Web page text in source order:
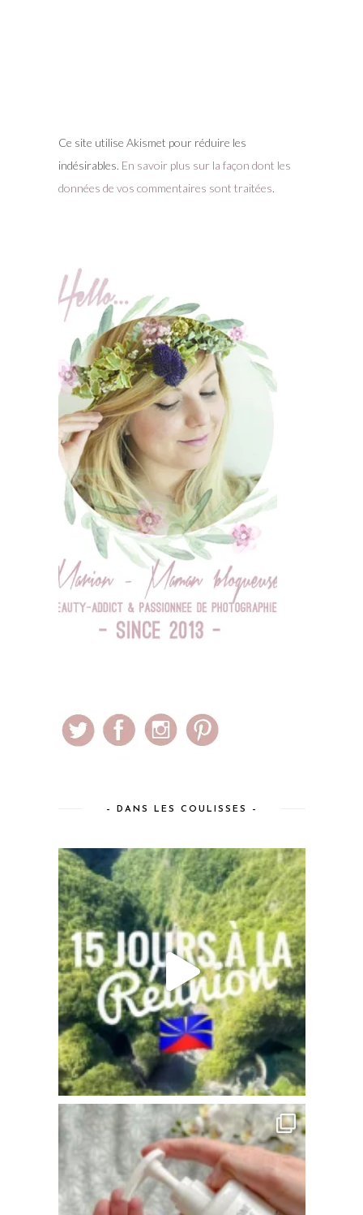
Ce site utilise Akismet pour réduire les
indésirables. En savoir plus sur la façon dont les
données de vos commentaires sont traitées.
– DANS LES COULISSES –